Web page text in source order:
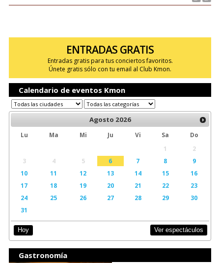
ENTRADAS GRATIS
Entradas gratis para tus conciertos favoritos.
Únete gratis sólo con tu email al Club Kmon.
Calendario de eventos Kmon
Agosto 2026
Lu Ma Mi Ju Vi Sa
Do
1
2
3
4 5 6 7 8
9
10
11 12 13 14 15
16
17
18 19 20 21 22
23
24
25 26 27 28 29
30
31
Hoy Ver espectáculos
Gastronomía